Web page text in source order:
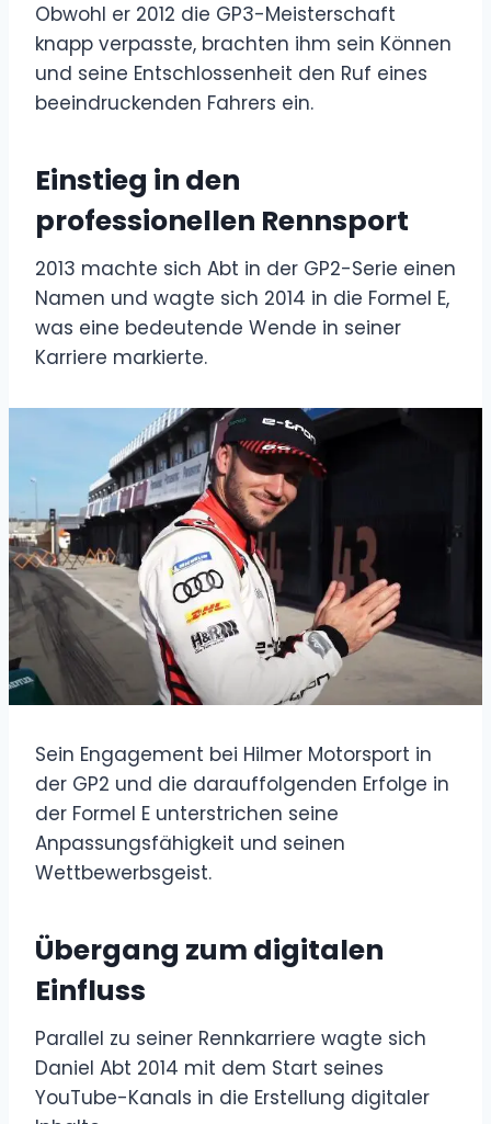
Obwohl er 2012 die GP3-Meisterschaft
knapp verpasste, brachten ihm sein Können
und seine Entschlossenheit den Ruf eines
beeindruckenden Fahrers ein.
Einstieg in den
professionellen Rennsport
2013 machte sich Abt in der GP2-Serie einen
Namen und wagte sich 2014 in die Formel E,
was eine bedeutende Wende in seiner
Karriere markierte.
Sein Engagement bei Hilmer Motorsport in
der GP2 und die darauffolgenden Erfolge in
der Formel E unterstrichen seine
Anpassungsfähigkeit und seinen
Wettbewerbsgeist.
Übergang zum digitalen
Einfluss
Parallel zu seiner Rennkarriere wagte sich
Daniel Abt 2014 mit dem Start seines
YouTube-Kanals in die Erstellung digitaler